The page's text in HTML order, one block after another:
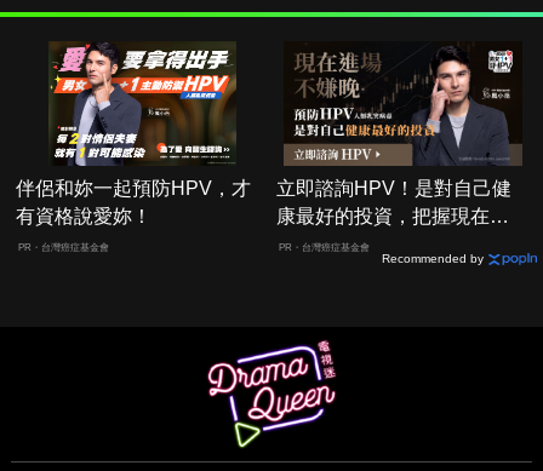
伴侶和妳一起預防HPV，才
有資格說愛妳！
PR・台灣癌症基金會
立即諮詢HPV！是對自己健
康最好的投資，把握現在不
嫌晚！
PR・台灣癌症基金會
Recommended by